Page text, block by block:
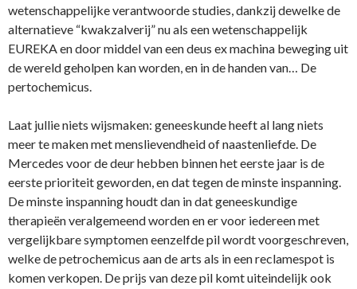
wetenschappelijke verantwoorde studies, dankzij dewelke de
alternatieve “kwakzalverij” nu als een wetenschappelijk
EUREKA en door middel van een deus ex machina beweging uit
de wereld geholpen kan worden, en in de handen van… De
pertochemicus.
Laat jullie niets wijsmaken: geneeskunde heeft al lang niets
meer te maken met menslievendheid of naastenliefde. De
Mercedes voor de deur hebben binnen het eerste jaar is de
eerste prioriteit geworden, en dat tegen de minste inspanning.
De minste inspanning houdt dan in dat geneeskundige
therapieën veralgemeend worden en er voor iedereen met
vergelijkbare symptomen eenzelfde pil wordt voorgeschreven,
welke de petrochemicus aan de arts als in een reclamespot is
komen verkopen. De prijs van deze pil komt uiteindelijk ook